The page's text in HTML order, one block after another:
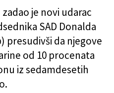
je novi udarac
SAD Donalda
presudivši da njegove
od 10 procenata
iz sedamdesetih